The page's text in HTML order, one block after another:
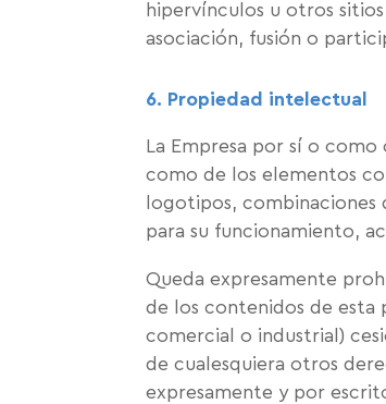
hipervínculos u otros
asociación, fusión o
6. Propiedad intelectual
La Empresa por sí o
como de los elementos
logotipos, combinaciones
para su funcionamiento,
Queda expresamente
de los contenidos de esta
comercial o industrial)
de cualesquiera otros
expresamente y por